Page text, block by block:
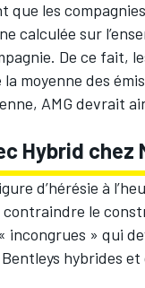
que les
calculée sur
De ce fait,
moyenne des
AMG devrait
Hybrid chez
d’hérésie à
le
incongrues » qui
hybrides